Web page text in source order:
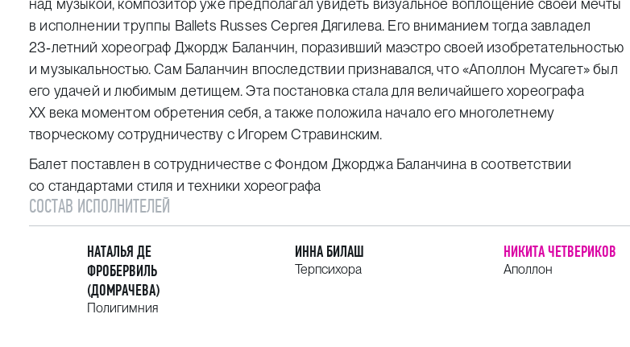
над музыкой, композитор уже предполагал увидеть визуальное воплощение своей мечты
в исполнении труппы Ballets Russes Сергея Дягилева. Его вниманием тогда завладел
23‑летний хореограф Джордж Баланчин, поразивший маэстро своей изобретательностью
и музыкальностью. Сам Баланчин впоследствии признавался, что «Аполлон Мусагет» был
его удачей и любимым детищем. Эта постановка стала для величайшего хореографа
ХХ века моментом обретения себя, а также положила начало его многолетнему
творческому сотрудничеству с Игорем Стравинским.
Балет поставлен в сотрудничестве с Фондом Джорджа Баланчина в соответствии
со стандартами стиля и техники хореографа
СОСТАВ ИСПОЛНИТЕЛЕЙ
НАТАЛЬЯ ДЕ
ФРОБЕРВИЛЬ
(ДОМРАЧЕВА)
Полигимния
ИННА БИЛАШ
Терпсихора
НИКИТА ЧЕТВЕРИКОВ
Аполлон